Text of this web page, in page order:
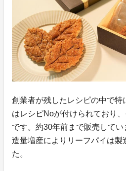
創業者が残したレシピの中で特
はレシピNoが付けられており
です。約30年前まで販売して
造量増産によりリーフパイは製
た。